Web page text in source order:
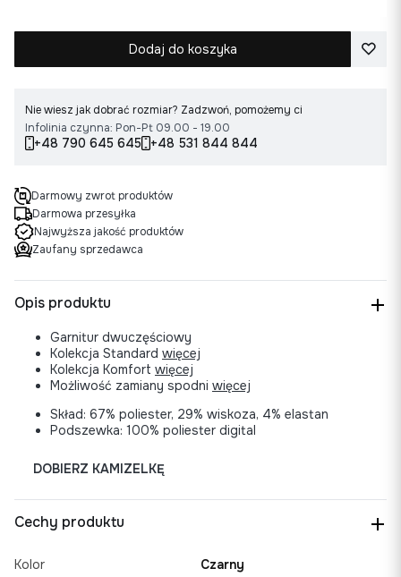
Dodaj do koszyka
Nie wiesz jak dobrać rozmiar? Zadzwoń, pomożemy ci
Infolinia czynna: Pon-Pt 09.00 - 19.00
+48 790 645 645 +48 531 844 844
Darmowy zwrot produktów
Darmowa przesyłka
Najwyższa jakość produktów
Zaufany sprzedawca
Opis produktu
Garnitur dwuczęściowy
Kolekcja Standard więcej
Kolekcja Komfort więcej
Możliwość zamiany spodni więcej
Skład: 67% poliester, 29% wiskoza, 4% elastan
Podszewka: 100% poliester digital
DOBIERZ KAMIZELKĘ
Cechy produktu
Kolor Czarny